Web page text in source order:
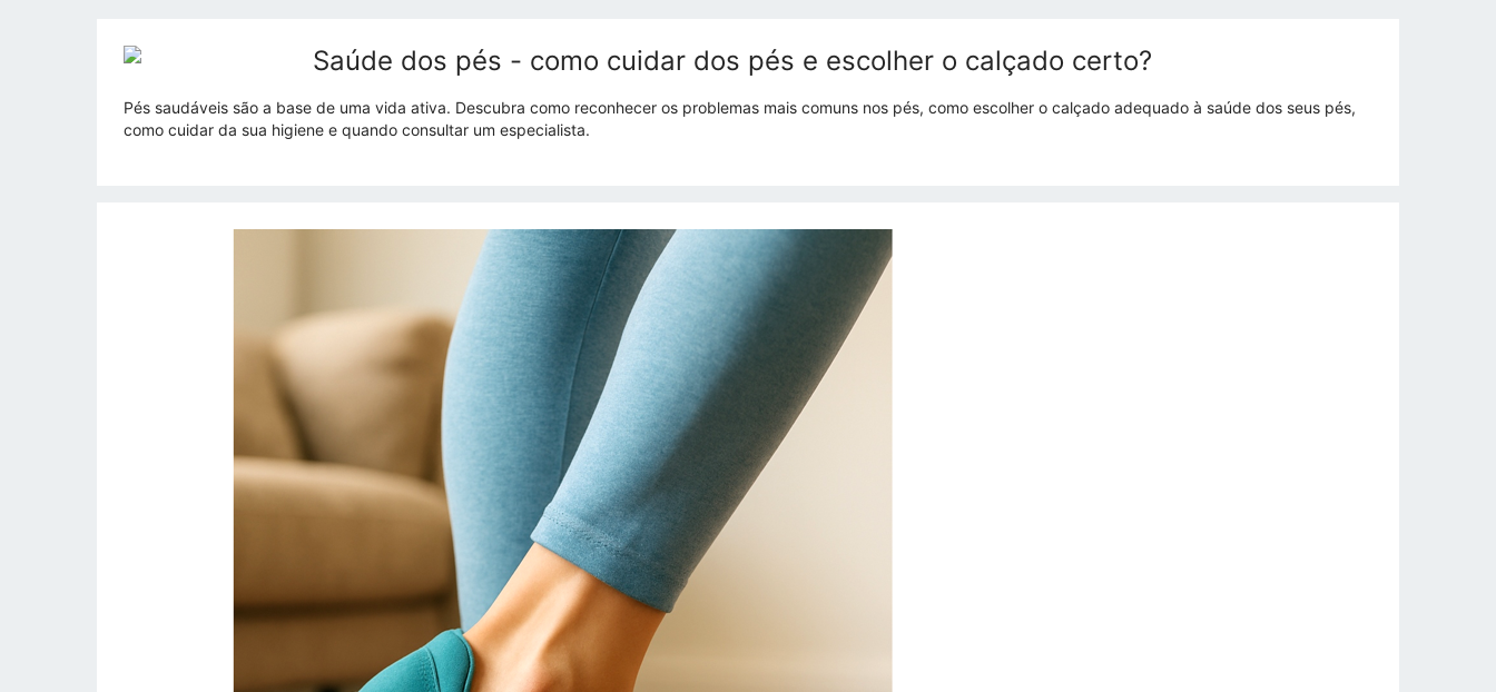
Saúde dos pés - como cuidar dos pés e escolher o calçado certo?
Pés saudáveis ​​são a base de uma vida ativa. Descubra como reconhecer os problemas mais comuns nos pés, como escolher o calçado adequado à saúde dos seus pés,
como cuidar da sua higiene e quando consultar um especialista.